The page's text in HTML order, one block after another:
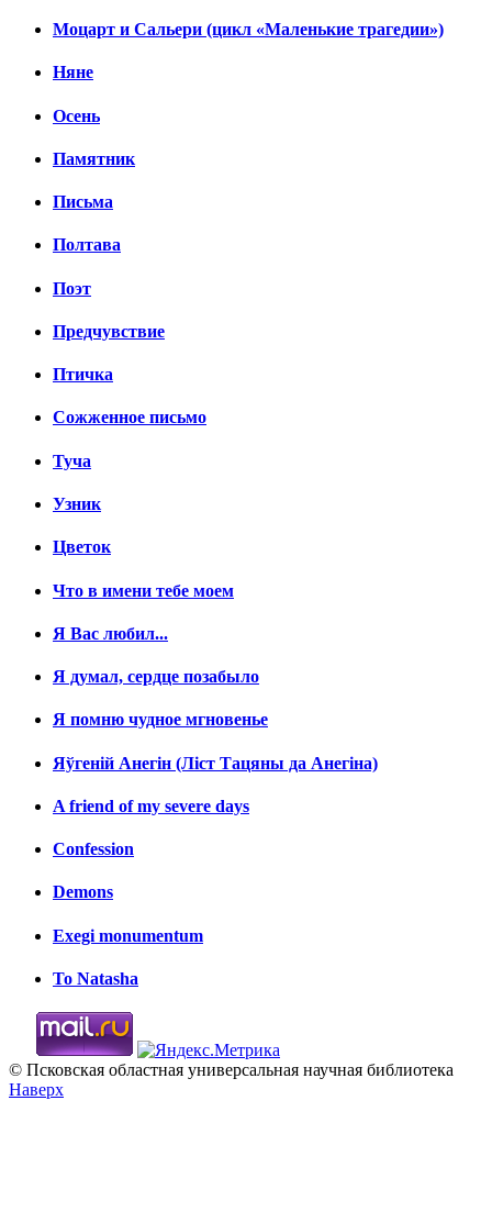
Моцарт и Сальери (цикл «Маленькие трагедии»)
Няне
Осень
Памятник
Письма
Полтава
Поэт
Предчувствие
Птичка
Сожженное письмо
Туча
Узник
Цветок
Что в имени тебе моем
Я Вас любил...
Я думал, сердце позабыло
Я помню чудное мгновенье
Яўгенiй Анегін (Лiст Тацяны да Анегiна)
A friend of my severe days
Confession
Demons
Exegi monumentum
To Natasha
© Псковская областная универсальная научная библиотека
Наверх